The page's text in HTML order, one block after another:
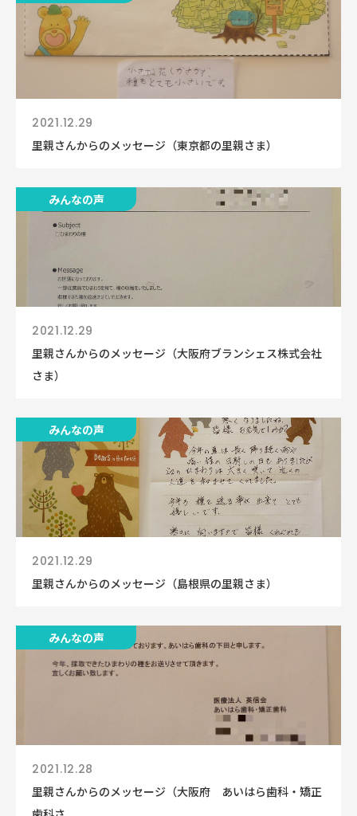
2021.12.29
里親さんからのメッセージ（東京都の里親さま）
みんなの声
2021.12.29
里親さんからのメッセージ（大阪府ブランシェス株式会社
さま）
みんなの声
2021.12.29
里親さんからのメッセージ（島根県の里親さま）
みんなの声
2021.12.28
里親さんからのメッセージ（大阪府 あいはら歯科・矯正